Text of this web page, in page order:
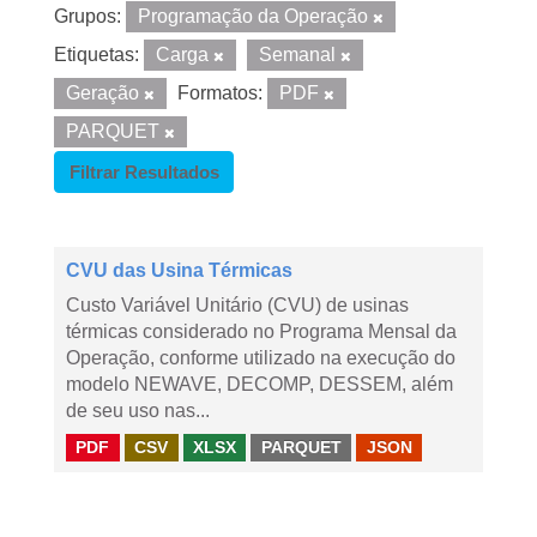
Grupos:
Programação da Operação
Etiquetas:
Carga
Semanal
Geração
Formatos:
PDF
PARQUET
Filtrar Resultados
CVU das Usina Térmicas
Custo Variável Unitário (CVU) de usinas
térmicas considerado no Programa Mensal da
Operação, conforme utilizado na execução do
modelo NEWAVE, DECOMP, DESSEM, além
de seu uso nas...
PDF CSV XLSX PARQUET JSON